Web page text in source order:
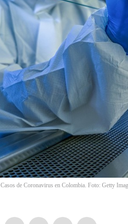
Casos de Coronavirus en Colombia. Foto: Getty